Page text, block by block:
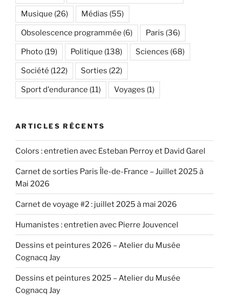
Musique (26) Médias (55)
Obsolescence programmée (6) Paris (36)
Photo (19) Politique (138) Sciences (68)
Société (122) Sorties (22)
Sport d'endurance (11) Voyages (1)
ARTICLES RÉCENTS
Colors : entretien avec Esteban Perroy et David Garel
Carnet de sorties Paris Île-de-France – Juillet 2025 à
Mai 2026
Carnet de voyage #2 : juillet 2025 à mai 2026
Humanistes : entretien avec Pierre Jouvencel
Dessins et peintures 2026 – Atelier du Musée
Cognacq Jay
Dessins et peintures 2025 – Atelier du Musée
Cognacq Jay